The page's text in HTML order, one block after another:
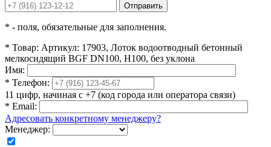
Отправить
* - поля, обязательные для заполнения.
* Товар: Артикул: 17903, Лоток водоотводный бетонный
мелкосидящий BGF DN100, Н100, без уклона
Имя:
* Телефон:
11 цифр, начиная с +7 (код города или оператора связи)
* Email:
Адресовать конкретному менеджеру?
Менеджер: